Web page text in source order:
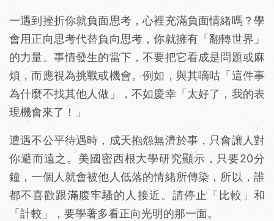
一遇到挫折你就負面思考，心裡充滿負面情緒嗎？學
會用正向思考代替負向思考，你就擁有「翻轉世界」
的力量。事情發生的當下，不要把它看成是問題或麻
煩，而應視為挑戰或機會。例如，與其嘀咕「這件事
為什麼不找其他人做」，不如慶幸「太好了，我的表
現機會來了！」
遭遇不公平待遇時，成天抱怨無濟於事，只會讓人對
你避而遠之。美國密西根大學研究顯示，只要20分
鐘，一個人就會被他人低落的情緒所傳染，所以，誰
都不喜歡跟滿腹牢騷的人接近。請停止「比較」和
「計較」，要學著多看正向光明的那一面。